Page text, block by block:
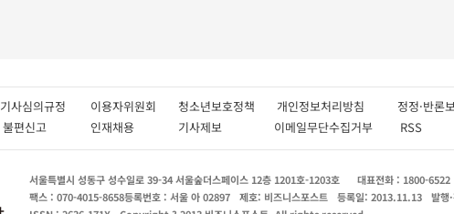
기사심의규정 이용자위원회 청소년보호정책 개인정보처리방침 정정·반론
불편신고 인재채용 기사제보 이메일무단수집거부 RSS
서울특별시 성동구 성수일로 39-34 서울숲더스페이스 12층 1201호-1203호 대표전화 : 1800-6522
팩스 : 070-4015-8658등록번호 : 서울 아 02897 제호: 비즈니스포스트 등록일: 2013.11.13 발행